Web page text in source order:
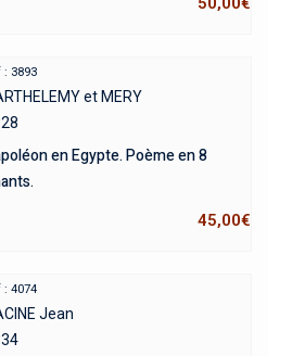
: 3893
et MERY
en Egypte. Poème en 8
45,00€
: 4074
Jean